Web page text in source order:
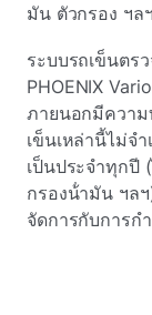
มัน ตัวกรอง ฯล
ระบบรถเข็นตร
PHOENIX
ภายนอกมีความ
เข็นเหล่านี้ไม่จํ
เป็นประจําทุกปี
กรองน้ํามัน ฯล
จัดการกับการกํ